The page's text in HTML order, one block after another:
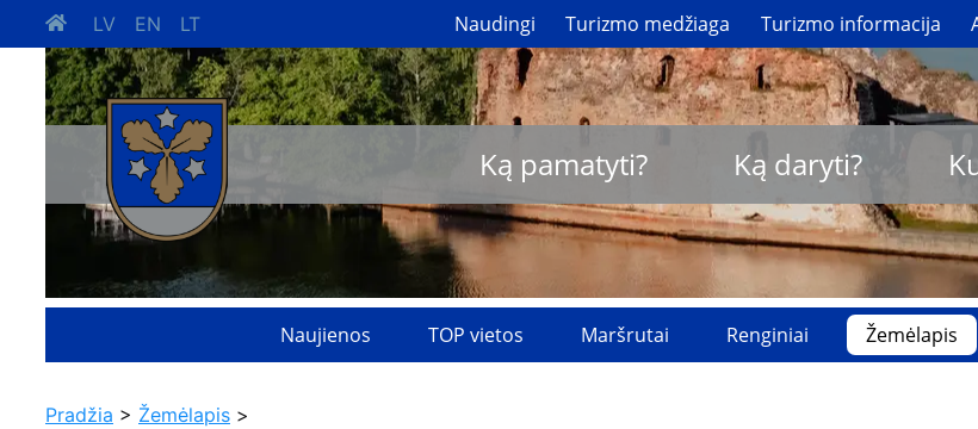
LV EN LT Naudingi Turizmo medžiaga Turizmo informacija
Ką pamatyti? Ką daryti?
Naujienos TOP vietos Maršrutai Renginiai Žemėlapis
Pradžia > Žemėlapis >